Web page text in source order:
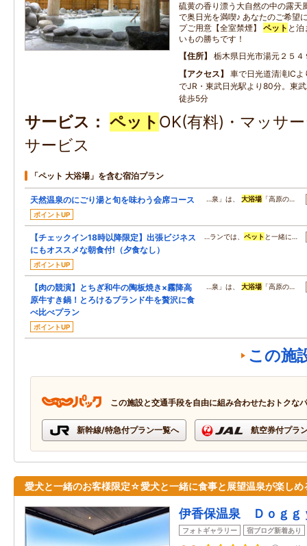
硫黄の香り漂う大自然の中の露天
で奥日光を満喫♪ あなたのご希望
プご用意【全室禁煙】 ペット と
いもの勝ちです！
住所
栃木県日光市湯元２５４
アクセス
車で日光道清滝IC
でJR・東武日光駅より80分。東
徒歩5分
サービス ペット OK(有料)・マッサ
サービス
「ペット 大浴場」を含む宿泊プラン
天然温泉のにごり湯と旬を味わう会席コース
ポイントUP
…泉」は、大浴場 「高原の…
【チェックイン18時以降限定】出張ビジネス
にもオススメな朝食付!（夕食なし）
ポイントUP
…ランでは、 ペット と一緒に…
【肉の競演】とちぎ和牛の陶板焼き×霧降高
原牛すき鍋！とろけるブランド牛を贅沢に食
べ比べプラン
ポイントUP
…泉」は、大浴場 「高原の…
この施
この施設と交通手段を自由に組み合わせたおトクな
新幹線/特急付プラン一覧へ 航空券付プラ
愛犬と一緒のお客様限定☆愛犬と一緒に食事と展望温泉が楽しめ
伊香保温泉 Ｄｏｇｇ
フォトギャラリー 宿ブログ新着あり